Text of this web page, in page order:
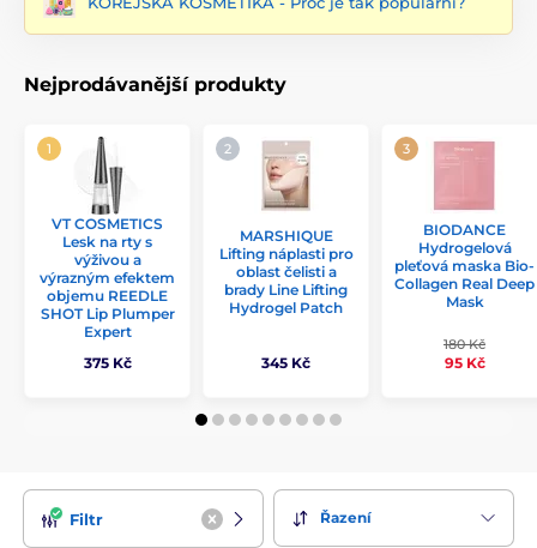
Nejprodávanější produkty
VT COSMETICS
Lesk na rty s
výživou a
výrazným efektem
objemu REEDLE
SHOT Lip Plumper
Expert
375 Kč
MARSHIQUE
Lifting náplasti pro
oblast čelisti a
brady Line Lifting
Hydrogel Patch
345 Kč
BIODANCE
Hydrogelová
pleťová maska Bio-
Collagen Real Deep
Mask
180 Kč
95 Kč
Filtr Řazení